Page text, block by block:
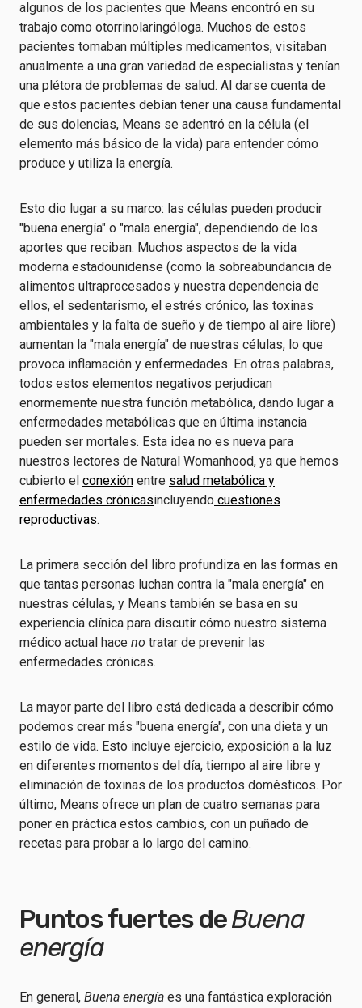
algunos de los pacientes que Means encontró en su
trabajo como otorrinolaringóloga. Muchos de estos
pacientes tomaban múltiples medicamentos, visitaban
anualmente a una gran variedad de especialistas y tenían
una plétora de problemas de salud. Al darse cuenta de
que estos pacientes debían tener una causa fundamental
de sus dolencias, Means se adentró en la célula (el
elemento más básico de la vida) para entender cómo
produce y utiliza la energía.
Esto dio lugar a su marco: las células pueden producir
"buena energía" o "mala energía", dependiendo de los
aportes que reciban. Muchos aspectos de la vida
moderna estadounidense (como la sobreabundancia de
alimentos ultraprocesados y nuestra dependencia de
ellos, el sedentarismo, el estrés crónico, las toxinas
ambientales y la falta de sueño y de tiempo al aire libre)
aumentan la "mala energía" de nuestras células, lo que
provoca inflamación y enfermedades. En otras palabras,
todos estos elementos negativos perjudican
enormemente nuestra función metabólica, dando lugar a
enfermedades metabólicas que en última instancia
pueden ser mortales. Esta idea no es nueva para
nuestros lectores de Natural Womanhood, ya que hemos
cubierto el conexión entre salud metabólica y
enfermedades crónicasincluyendo cuestiones
reproductivas.
La primera sección del libro profundiza en las formas en
que tantas personas luchan contra la "mala energía" en
nuestras células, y Means también se basa en su
experiencia clínica para discutir cómo nuestro sistema
médico actual hace no tratar de prevenir las
enfermedades crónicas.
La mayor parte del libro está dedicada a describir cómo
podemos crear más "buena energía", con una dieta y un
estilo de vida. Esto incluye ejercicio, exposición a la luz
en diferentes momentos del día, tiempo al aire libre y
eliminación de toxinas de los productos domésticos. Por
último, Means ofrece un plan de cuatro semanas para
poner en práctica estos cambios, con un puñado de
recetas para probar a lo largo del camino.
Puntos fuertes deBuena
energía
En general, Buena energía es una fantástica exploración